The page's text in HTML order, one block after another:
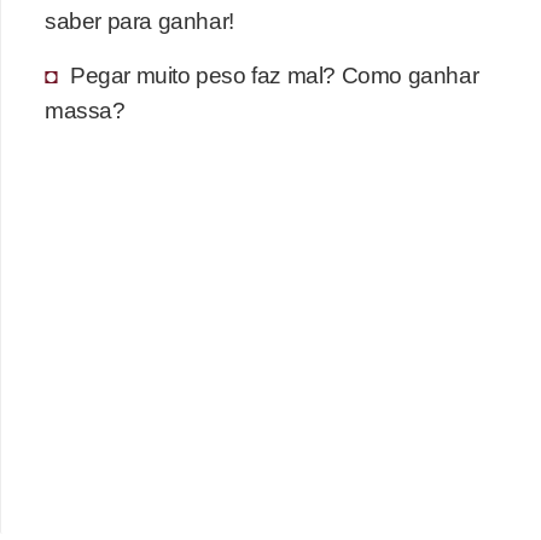
saber para ganhar!
Pegar muito peso faz mal? Como ganhar
massa?